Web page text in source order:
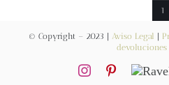
1
© Copyright – 2023 | Aviso Legal
devoluciones|